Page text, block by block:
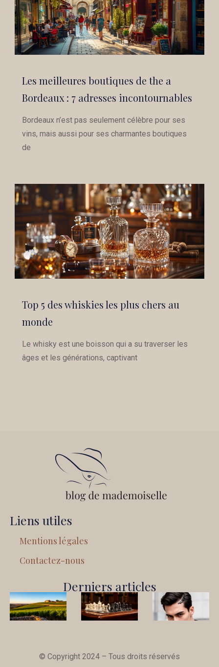
Les meilleures boutiques de the a
Bordeaux : 7 adresses incontournables
Bordeaux n’est pas seulement célèbre pour ses
vins, mais aussi pour ses charmantes boutiques
de
Top 5 des whiskies les plus chers au
monde
Le whisky est une boisson qui a su traverser les
âges et les générations, captivant
Liens utiles
Mentions légales
Contactez-nous
Derniers articles
© Copyright 2024 – Tous droits réservés